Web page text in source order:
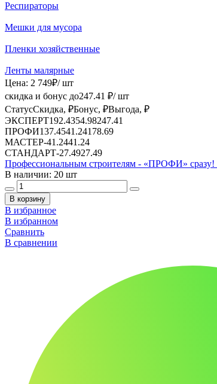
Респираторы
Мешки для мусора
Пленки хозяйственные
Ленты малярные
Цена: 2 749₽/ шт
скидка и бонус до247.41 ₽/ шт
СтатусСкидка, ₽Бонус, ₽Выгода, ₽
ЭКСПЕРТ192.4354.98247.41
ПРОФИ137.4541.24178.69
МАСТЕР-41.2441.24
СТАНДАРТ-27.4927.49
Профессиональным строителям - «ПРОФИ» сразу!
В наличии: 20 шт
В корзину
В избранное
В избранном
Сравнить
В сравнении